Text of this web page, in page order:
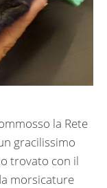
la Rete
gracilissimo
trovato con il
morsicature